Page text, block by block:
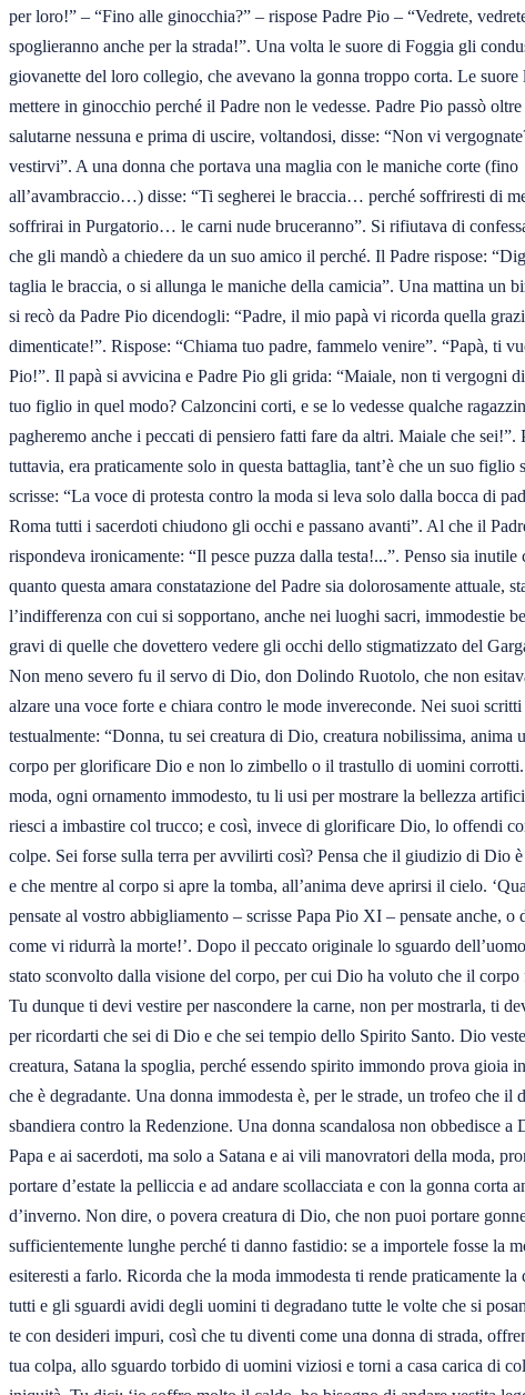
per loro!” – “Fino alle ginocchia?” – rispose Padre Pio – “Vedrete,
spoglieranno anche per la strada!”. Una volta le suore di Foggia gli
giovanette del loro collegio, che avevano la gonna troppo corta. Le suore
mettere in ginocchio perché il Padre non le vedesse. Padre Pio passò oltre
salutarne nessuna e prima di uscire, voltandosi, disse: “Non vi
vestirvi”. A una donna che portava una maglia con le maniche corte (fino
all’avambraccio…) disse: “Ti segherei le braccia… perché soffriresti di
soffrirai in Purgatorio… le carni nude bruceranno”. Si rifiutava di
che gli mandò a chiedere da un suo amico il perché. Il Padre rispose:
taglia le braccia, o si allunga le maniche della camicia”. Una mattina un
si recò da Padre Pio dicendogli: “Padre, il mio papà vi ricorda quella
dimenticate!”. Rispose: “Chiama tuo padre, fammelo venire”. “Papà, ti
Pio!”. Il papà si avvicina e Padre Pio gli grida: “Maiale, non ti vergogni
tuo figlio in quel modo? Calzoncini corti, e se lo vedesse qualche
pagheremo anche i peccati di pensiero fatti fare da altri. Maiale che sei!”.
tuttavia, era praticamente solo in questa battaglia, tant’è che un suo figlio
scrisse: “La voce di protesta contro la moda si leva solo dalla bocca di
Roma tutti i sacerdoti chiudono gli occhi e passano avanti”. Al che il
rispondeva ironicamente: “Il pesce puzza dalla testa!...”. Penso sia inutile
quanto questa amara constatazione del Padre sia dolorosamente attuale,
l’indifferenza con cui si sopportano, anche nei luoghi sacri, immodestie
gravi di quelle che dovettero vedere gli occhi dello stigmatizzato del
Non meno severo fu il servo di Dio, don Dolindo Ruotolo, che non
alzare una voce forte e chiara contro le mode invereconde. Nei suoi scritti
testualmente: “Donna, tu sei creatura di Dio, creatura nobilissima, anima
corpo per glorificare Dio e non lo zimbello o il trastullo di uomini
moda, ogni ornamento immodesto, tu li usi per mostrare la bellezza
riesci a imbastire col trucco; e così, invece di glorificare Dio, lo offendi
colpe. Sei forse sulla terra per avvilirti così? Pensa che il giudizio di Dio
e che mentre al corpo si apre la tomba, all’anima deve aprirsi il cielo.
pensate al vostro abbigliamento – scrisse Papa Pio XI – pensate anche, o
come vi ridurrà la morte!’. Dopo il peccato originale lo sguardo
stato sconvolto dalla visione del corpo, per cui Dio ha voluto che il corpo
Tu dunque ti devi vestire per nascondere la carne, non per mostrarla, ti
per ricordarti che sei di Dio e che sei tempio dello Spirito Santo. Dio
creatura, Satana la spoglia, perché essendo spirito immondo prova gioia
che è degradante. Una donna immodesta è, per le strade, un trofeo che il
sbandiera contro la Redenzione. Una donna scandalosa non obbedisce a
Papa e ai sacerdoti, ma solo a Satana e ai vili manovratori della moda,
portare d’estate la pelliccia e ad andare scollacciata e con la gonna corta
d’inverno. Non dire, o povera creatura di Dio, che non puoi portare
sufficientemente lunghe perché ti danno fastidio: se a importele fosse la
esiteresti a farlo. Ricorda che la moda immodesta ti rende praticamente la
tutti e gli sguardi avidi degli uomini ti degradano tutte le volte che si
te con desideri impuri, così che tu diventi come una donna di strada,
tua colpa, allo sguardo torbido di uomini viziosi e torni a casa carica di